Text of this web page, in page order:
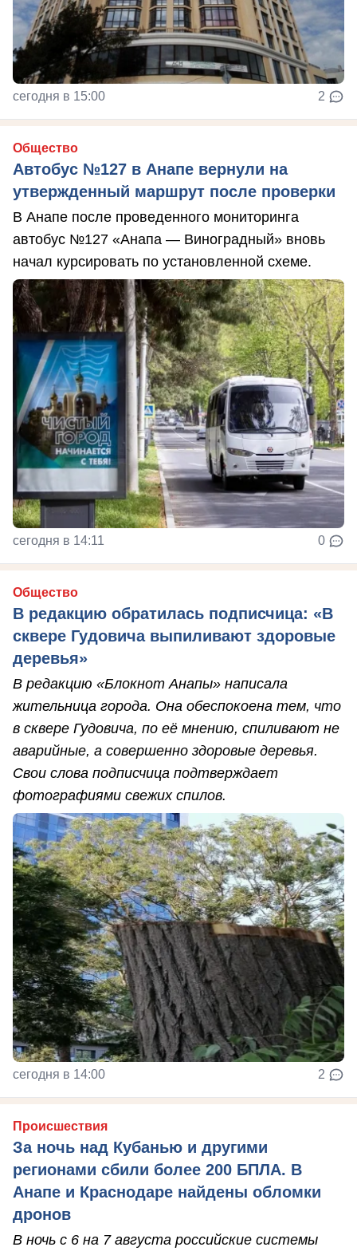
сегодня в 15:00 2
Общество
Автобус №127 в Анапе вернули на
утвержденный маршрут после проверки
В Анапе после проведенного мониторинга
автобус №127 «Анапа — Виноградный» вновь
начал курсировать по установленной схеме.
сегодня в 14:11 0
Общество
В редакцию обратилась подписчица: «В
сквере Гудовича выпиливают здоровые
деревья»
В редакцию «Блокнот Анапы» написала
жительница города. Она обеспокоена тем, что
в сквере Гудовича, по её мнению, спиливают не
аварийные, а совершенно здоровые деревья.
Свои слова подписчица подтверждает
фотографиями свежих спилов.
сегодня в 14:00 2
Происшествия
За ночь над Кубанью и другими
регионами сбили более 200 БПЛА. В
Анапе и Краснодаре найдены обломки
дронов
В ночь с 6 на 7 августа российские системы